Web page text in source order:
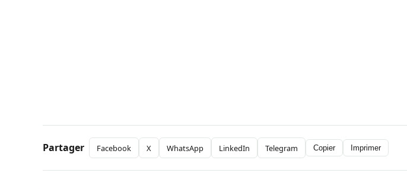
Partager Facebook X WhatsApp LinkedIn Telegram Copier Imprimer